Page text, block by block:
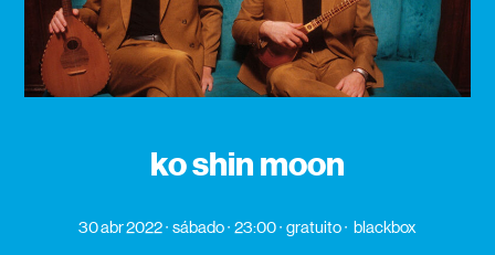
ko shin moon
30 abr 2022 sábado 23:00 gratuito blackbox